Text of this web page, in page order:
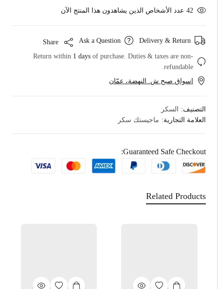
42 عدد الأشخاص الذين يشاهدون هذا المنتج الآن
Delivery & Return
Ask a Question
Return within 1 days of purchase. Duties & taxes are non-
refundable.
اسواق صبح ش. النهضة، عمّان
التصنيف:
السكر
العلامة التجارية: ماجيستك سكر
Guaranteed Safe Checkout:
Related Products